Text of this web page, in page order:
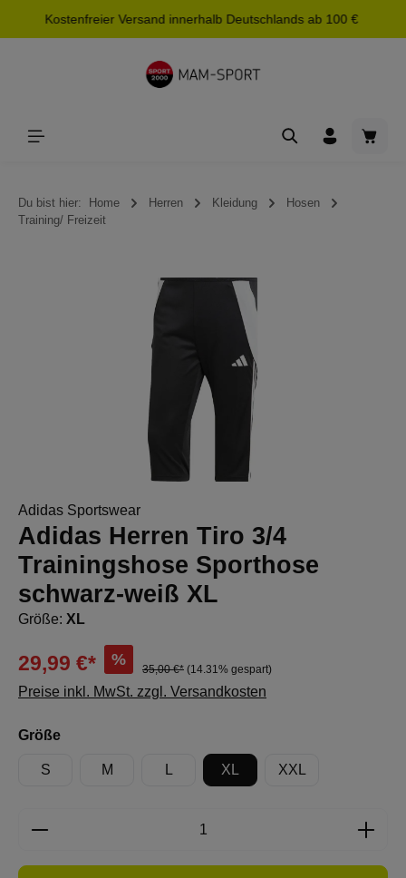
springen
Kostenfreier Versand innerhalb Deutschlands ab 100 €
Du bist hier: Home Herren Kleidung
Hosen
Training/ Freizeit
Bildergalerie überspringen
Adidas Sportswear
Adidas Herren Tiro 3/4
Trainingshose Sporthose
schwarz-weiß XL
Größe: XL
29,99 €* %
35,00 €* (14.31% gespart)
Preise inkl. MwSt. zzgl. Versandkosten
Größeauswählen
S M L XL XXL
Produkt Anzahl: Gib den gewünschten